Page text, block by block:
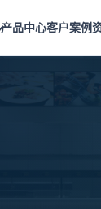
产品中心客户案例